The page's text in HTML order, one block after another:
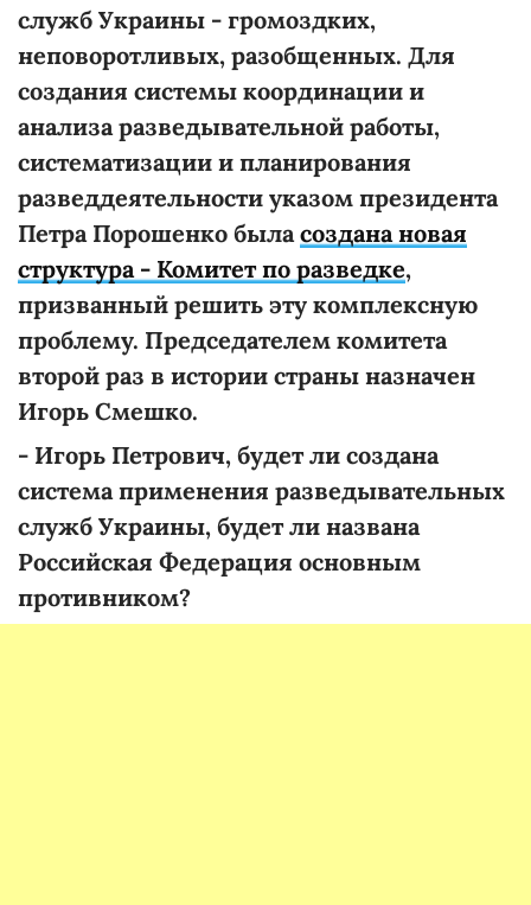
служб Украины - громоздких,
неповоротливых, разобщенных. Для
создания системы координации и
анализа разведывательной работы,
систематизации и планирования
разведдеятельности указом президента
Петра Порошенко быласоздана новая
структура - Комитет по разведке,
призванный решить эту комплексную
проблему. Председателем комитета
второй раз в истории страны назначен
Игорь Смешко.
- Игорь Петрович, будет ли создана
система применения разведывательных
служб Украины, будет ли названа
Российская Федерация основным
противником?